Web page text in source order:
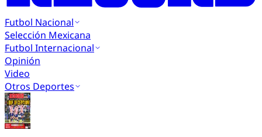
Futbol Nacional
Selección Mexicana
Futbol Internacional
Opinión
Video
Otros Deportes